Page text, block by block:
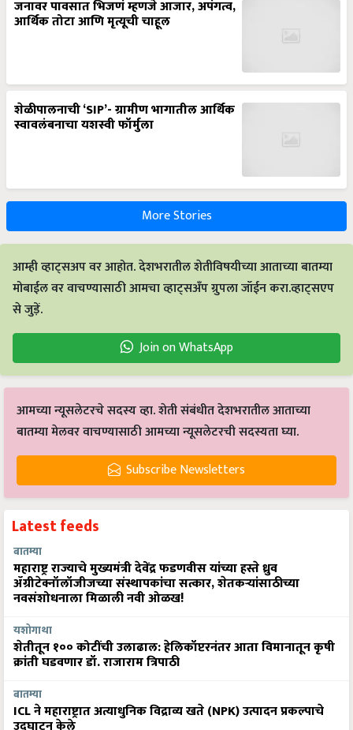
जनावर पावसात भिजणं म्हणजे आजार, अपंगत्व,
आर्थिक तोटा आणि मृत्यूची चाहूल
शेळीपालनाची ‘SIP’- ग्रामीण भागातील आर्थिक
स्वावलंबनाचा यशस्वी फॉर्मुला
More Stories
आम्ही व्हाट्सअप वर आहोत. देशभरातील शेतीविषयीच्या आताच्या बातम्या
मोबाईल वर वाचण्यासाठी आमचा व्हाट्सअँप ग्रुपला जॉईन करा.व्हाट्सएप
से जुड़ें.
Join on WhatsApp
आमच्या न्यूसलेटरचे सदस्य व्हा. शेती संबंधीत देशभरातील आताच्या
बातम्या मेलवर वाचण्यासाठी आमच्या न्यूसलेटरची सदस्यता घ्या.
Subscribe Newsletters
Latest feeds
बातम्या
महाराष्ट्र राज्याचे मुख्यमंत्री देवेंद्र फडणवीस यांच्या हस्ते ध्रुव
ॲग्रीटेक्नॉलॉजीजच्या संस्थापकांचा सत्कार, शेतकऱ्यांसाठीच्या
नवसंशोधनाला मिळाली नवी ओळख!
यशोगाथा
शेतीतून १०० कोटींची उलाढाल: हेलिकॉप्टरनंतर आता विमानातून कृषी
क्रांती घडवणार डॉ. राजाराम त्रिपाठी
बातम्या
ICL ने महाराष्ट्रात अत्याधुनिक विद्राव्य खते (NPK) उत्पादन प्रकल्पाचे